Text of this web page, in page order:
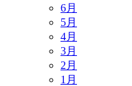
6月
5月
4月
3月
2月
1月